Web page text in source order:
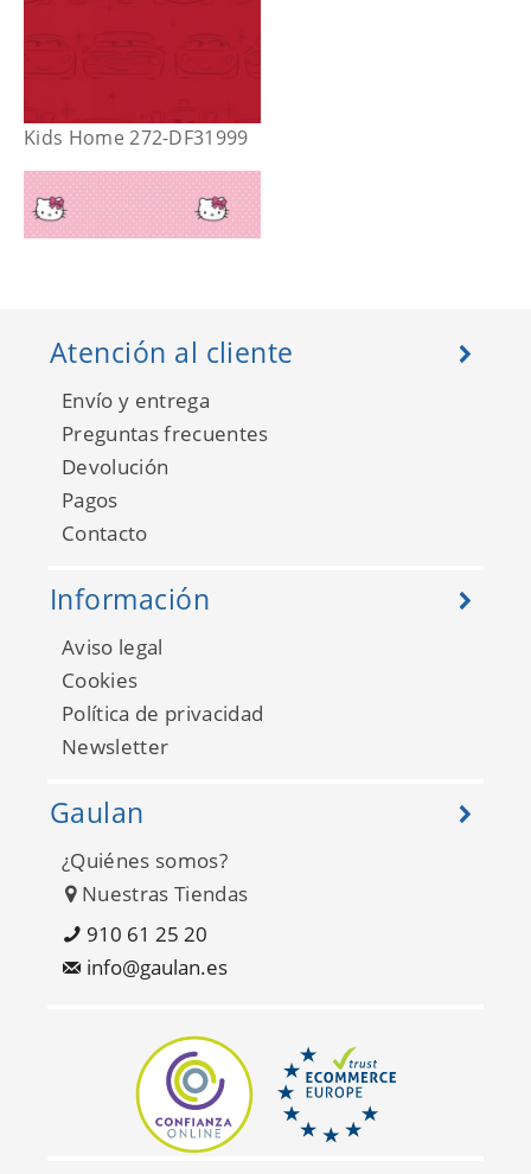
Kids Home 272-DF31999
Kids Home 272-DF73399
Kids Home 272-DF73499
Atención al cliente
Envío y entrega
Preguntas frecuentes
Devolución
Pagos
Contacto
Información
Aviso legal
Cookies
Política de privacidad
Newsletter
Gaulan
¿Quiénes somos?
Nuestras Tiendas
910 61 25 20
info@gaulan.es